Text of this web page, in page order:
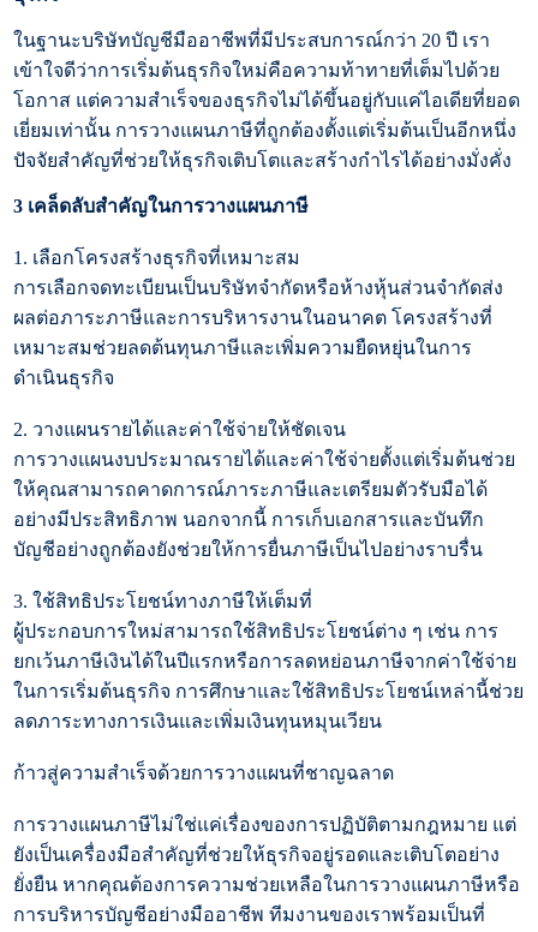
ในฐานะบริษัทบัญชีมืออาชีพที่มีประสบการณ์กว่า 20 ปี เรา
เข้าใจดีว่าการเริ่มต้นธุรกิจใหม่คือความท้าทายที่เต็มไปด้วย
โอกาส แต่ความสำเร็จของธุรกิจไม่ได้ขึ้นอยู่กับแค่ไอเดียที่ยอด
เยี่ยมเท่านั้น การวางแผนภาษีที่ถูกต้องตั้งแต่เริ่มต้นเป็นอีกหนึ่ง
ปัจจัยสำคัญที่ช่วยให้ธุรกิจเติบโตและสร้างกำไรได้อย่างมั่งคั่ง
3 เคล็ดลับสำคัญในการวางแผนภาษี
1. เลือกโครงสร้างธุรกิจที่เหมาะสม
การเลือกจดทะเบียนเป็นบริษัทจำกัดหรือห้างหุ้นส่วนจำกัดส่ง
ผลต่อภาระภาษีและการบริหารงานในอนาคต โครงสร้างที่
เหมาะสมช่วยลดต้นทุนภาษีและเพิ่มความยืดหยุ่นในการ
ดำเนินธุรกิจ
2. วางแผนรายได้และค่าใช้จ่ายให้ชัดเจน
การวางแผนงบประมาณรายได้และค่าใช้จ่ายตั้งแต่เริ่มต้นช่วย
ให้คุณสามารถคาดการณ์ภาระภาษีและเตรียมตัวรับมือได้
อย่างมีประสิทธิภาพ นอกจากนี้ การเก็บเอกสารและบันทึก
บัญชีอย่างถูกต้องยังช่วยให้การยื่นภาษีเป็นไปอย่างราบรื่น
3. ใช้สิทธิประโยชน์ทางภาษีให้เต็มที่
ผู้ประกอบการใหม่สามารถใช้สิทธิประโยชน์ต่าง ๆ เช่น การ
ยกเว้นภาษีเงินได้ในปีแรกหรือการลดหย่อนภาษีจากค่าใช้จ่าย
ในการเริ่มต้นธุรกิจ การศึกษาและใช้สิทธิประโยชน์เหล่านี้ช่วย
ลดภาระทางการเงินและเพิ่มเงินทุนหมุนเวียน
ก้าวสู่ความสำเร็จด้วยการวางแผนที่ชาญฉลาด
การวางแผนภาษีไม่ใช่แค่เรื่องของการปฏิบัติตามกฎหมาย แต่
ยังเป็นเครื่องมือสำคัญที่ช่วยให้ธุรกิจอยู่รอดและเติบโตอย่าง
ยั่งยืน หากคุณต้องการความช่วยเหลือในการวางแผนภาษีหรือ
การบริหารบัญชีอย่างมืออาชีพ ทีมงานของเราพร้อมเป็นที่